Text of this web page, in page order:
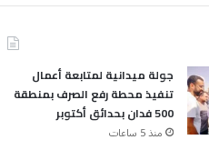
جولة ميدانية لمتابعة أعمال
تنفيذ محطة رفع الصرف بمنطقة
500 فدان بحدائق أكتوبر
منذ 5 ساعات